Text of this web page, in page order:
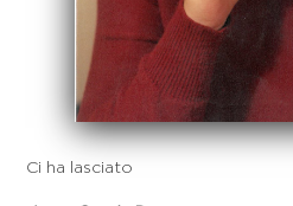
Ci ha lasciato